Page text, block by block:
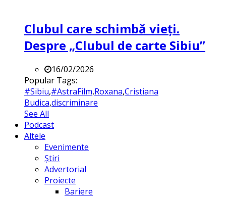
Clubul care schimbă vieți.
Despre „Clubul de carte Sibiu”
16/02/2026
Popular Tags:
#Sibiu,#AstraFilm,Roxana,Cristiana
Budica,discriminare
See All
Podcast
Altele
Evenimente
Știri
Advertorial
Proiecte
Bariere